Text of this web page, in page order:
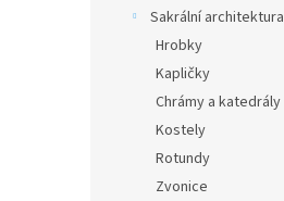
Sakrální architektura
Hrobky
Kapličky
Chrámy a katedrály
Kostely
Rotundy
Zvonice